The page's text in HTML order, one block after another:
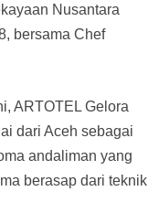
Nusantara
bersama Chef
ARTOTEL Gelora
dari Aceh sebagai
andaliman yang
berasap dari teknik